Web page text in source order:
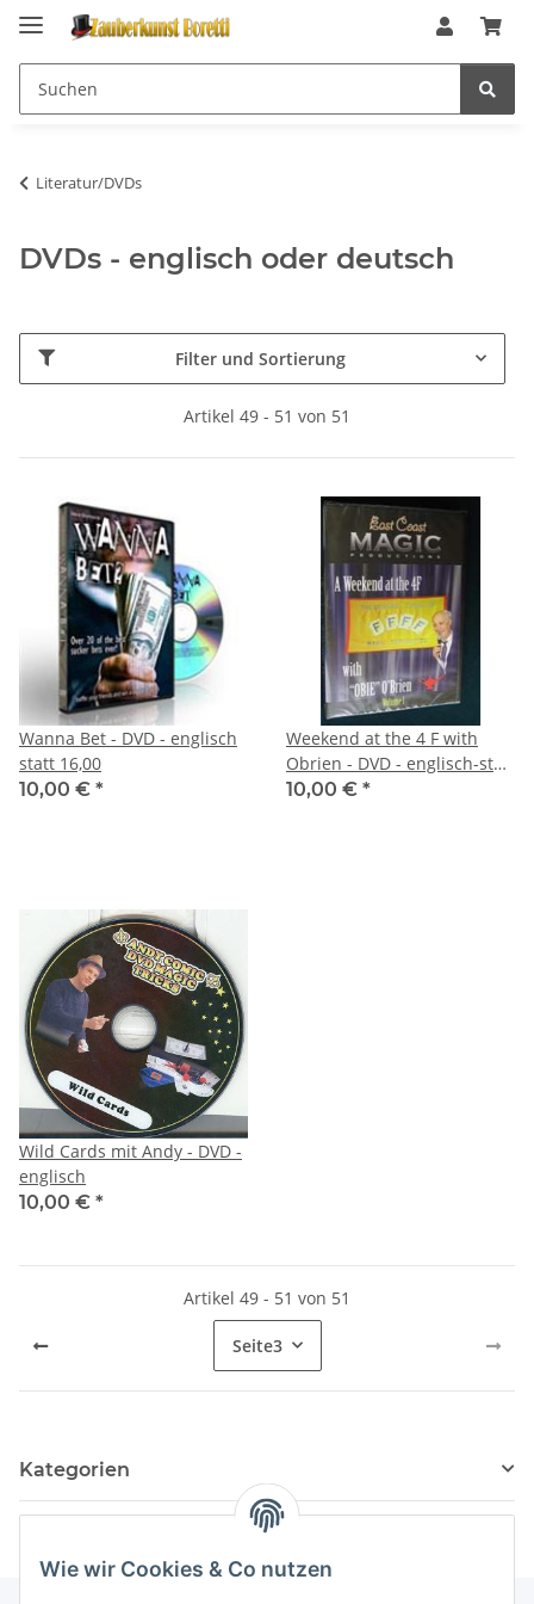
Wie wir Cookies & Co nutzen
Literatur/DVDs
DVDs - englisch oder deutsch
Filter und Sortierung
Artikel 49 - 51 von 51
Wanna Bet - DVD - englisch
statt 16,00
10,00 € *
Weekend at the 4 F with
Obrien - DVD - englisch-statt
36,00
10,00 € *
Wild Cards mit Andy - DVD -
englisch
10,00 € *
Artikel 49 - 51 von 51
Seite3
Kategorien